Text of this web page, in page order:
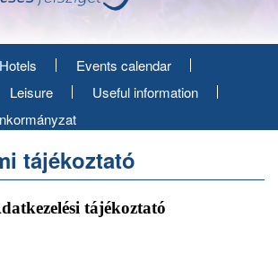
Hotels
Events calendar
Leisure
Useful information
tájékoztató
tájékoztató